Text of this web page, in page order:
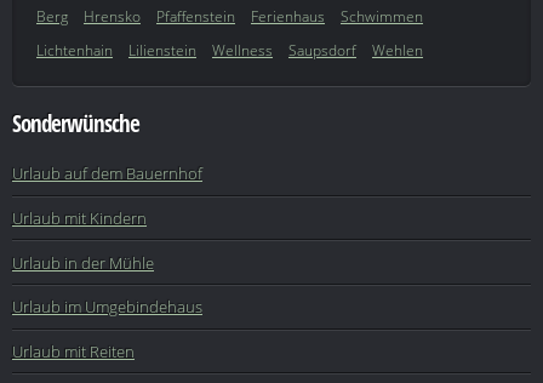
Berg Hrensko Pfaffenstein Ferienhaus
Schwimmen
Lichtenhain
Lilienstein Wellness Saupsdorf Wehlen
Sonderwünsche
Urlaub auf dem Bauernhof
Urlaub mit Kindern
Urlaub in der Mühle
Urlaub im Umgebindehaus
Urlaub mit Reiten